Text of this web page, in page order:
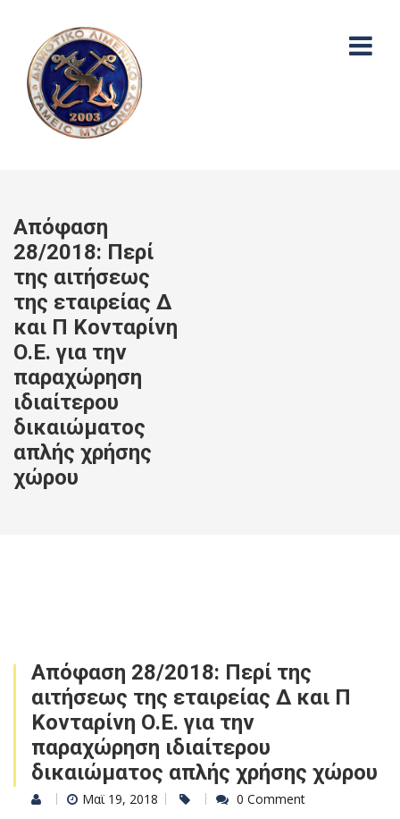
Απόφαση
28/2018: Περί
της αιτήσεως
της εταιρείας Δ
και Π Κονταρίνη
Ο.Ε. για την
παραχώρηση
ιδιαίτερου
δικαιώματος
απλής χρήσης
χώρου
Απόφαση 28/2018: Περί της
αιτήσεως της εταιρείας Δ και Π
Κονταρίνη Ο.Ε. για την
παραχώρηση ιδιαίτερου
δικαιώματος απλής χρήσης χώρου
Μαϊ 19, 2018 0 Comment